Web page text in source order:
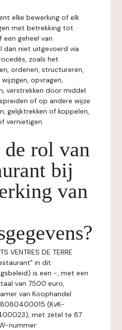
elke bewerking of elk
met betrekking tot
een geheel van
dan niet uitgevoerd via
zoals het
ordenen, structureren,
opvragen,
verstrekken door middel
of op andere wijze
gelijktrekken of koppelen,
vernietigen.
rol van
bij
van
VENTRES DE TERRE
in dit
is een -, met een
van 7500 euro,
van Koophandel
(KvK-
met zetel te 87
nummer: